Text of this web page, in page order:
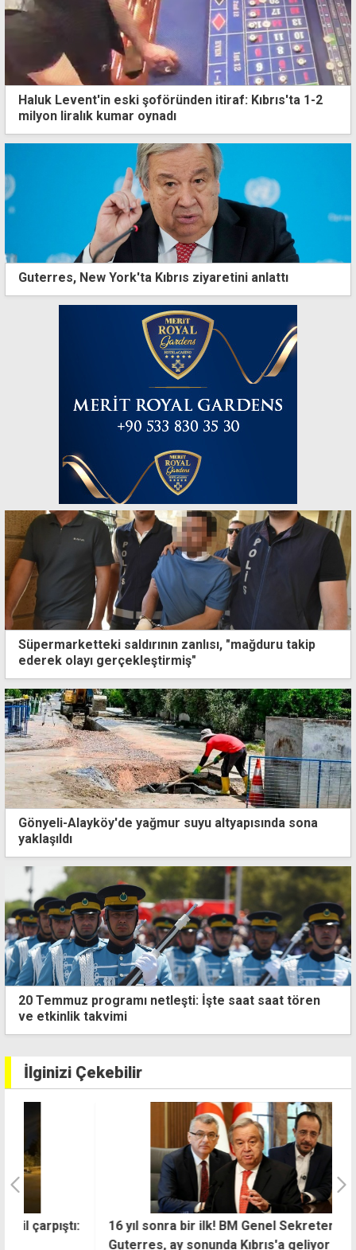
Haluk Levent'in eski şoföründen itiraf: Kıbrıs'ta 1-2
milyon liralık kumar oynadı
Guterres, New York'ta Kıbrıs ziyaretini anlattı
Süpermarketteki saldırının zanlısı, "mağduru takip
ederek olayı gerçekleştirmiş"
Gönyeli-Alayköy'de yağmur suyu altyapısında sona
yaklaşıldı
Gazimağusa'da hastaya müdahaleye giden 112
ekibine saldırı
İlginizi Çekebilir
16 yıl sonra bir ilk! BM Genel Sekreteri
Guterres, ay sonunda Kıbrıs'a geliyor